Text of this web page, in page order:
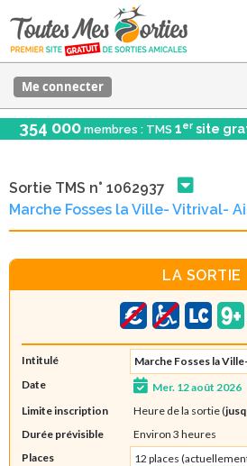
Me connecter
354 000 membres : TMS 1er site
Sortie TMS n° 1062937
Marche Fosses la Ville- Vitrival-
LA SORTIE
Intitulé
Marche Fosses la
Date
Mer. 12 août 2026
Limite inscription
Heure de la sortie (
Durée prévisible
Environ 3 heures
Places
12 places